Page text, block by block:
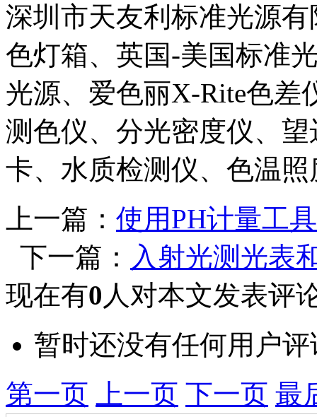
深圳市天友利标准光源
色灯箱、英国-美国标准
光源、爱色丽X-Rite色差
测色仪、分光密度仪、
卡、水质检测仪、色温
上一篇： 使用PH计量工
下一篇： 入射光测光表
现在有0 人对本文发表评
暂时还没有任何用户评
第一页
上一页 下一页 最